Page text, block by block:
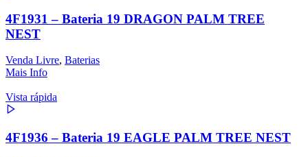
4F1931 – Bateria 19 DRAGON PALM TREE
NEST
Venda Livre, Baterias
Mais Info
Vista rápida
4F1936 – Bateria 19 EAGLE PALM TREE NEST